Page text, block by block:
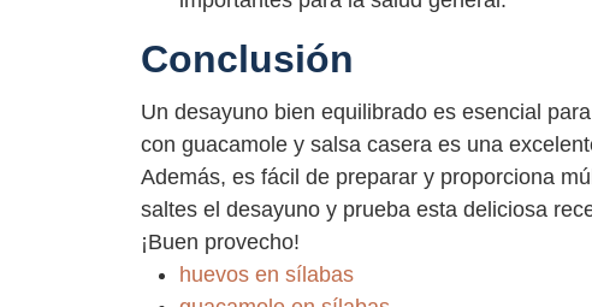
Conclusión
Un desayuno bien equilibrado es esencial
con guacamole y salsa casera es una
Además, es fácil de preparar y proporciona
saltes el desayuno y prueba esta deliciosa
¡Buen provecho!
huevos en sílabas